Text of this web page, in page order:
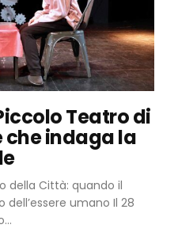
Teatro di
che indaga la
della Città: quando il
umano Il 28